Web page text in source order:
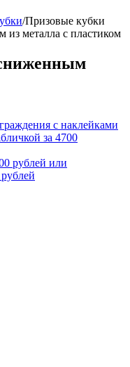
/Призовые кубки
металла с пластиком
с наклейками
за 4700
рублей или